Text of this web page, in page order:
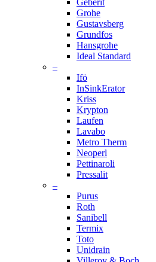
Geberit
Grohe
Gustavsberg
Grundfos
Hansgrohe
Ideal Standard
–
Ifö
InSinkErator
Kriss
Krypton
Laufen
Lavabo
Metro Therm
Neoperl
Pettinaroli
Pressalit
–
Purus
Roth
Sanibell
Termix
Toto
Unidrain